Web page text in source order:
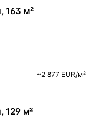
163 м²
~2 877 EUR/м²
129 м²